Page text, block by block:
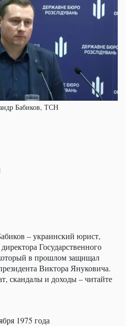
Бабиков, ТСН
– украинский юрист,
Государственного
в прошлом защищал
Виктора Януковича.
скандалы и доходы – читайте
1975 года